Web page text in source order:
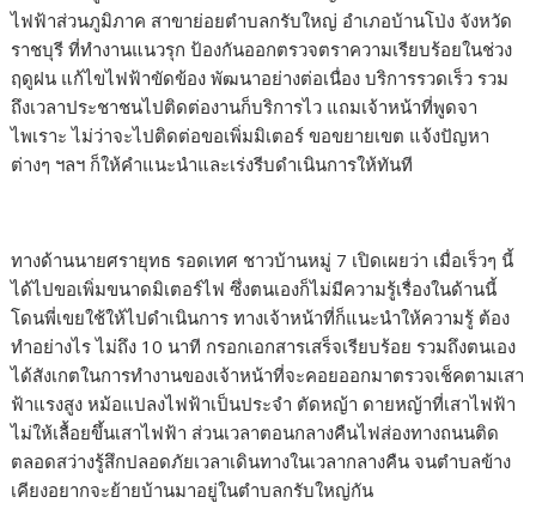
ไฟฟ้าส่วนภูมิภาค สาขาย่อยตำบลกรับใหญ่ อำเภอบ้านโป่ง จังหวัด
ราชบุรี ที่ทำงานแนวรุก ป้องกันออกตรวจตราความเรียบร้อยในช่วง
ฤดูฝน แก้ไขไฟฟ้าขัดข้อง พัฒนาอย่างต่อเนื่อง บริการรวดเร็ว รวม
ถึงเวลาประชาชนไปติดต่องานก็บริการไว แถมเจ้าหน้าที่พูดจา
ไพเราะ ไม่ว่าจะไปติดต่อขอเพิ่มมิเตอร์ ขอขยายเขต แจ้งปัญหา
ต่างๆ ฯลฯ ก็ให้คำแนะนำและเร่งรีบดำเนินการให้ทันที
ทางด้านนายศรายุทธ รอดเทศ ชาวบ้านหมู่ 7 เปิดเผยว่า เมื่อเร็วๆ นี้
ได้ไปขอเพิ่มขนาดมิเตอร์ไฟ ซึ่งตนเองก็ไม่มีความรู้เรื่องในด้านนี้
โดนพี่เขยใช้ให้ไปดำเนินการ ทางเจ้าหน้าที่ก็แนะนำให้ความรู้ ต้อง
ทำอย่างไร ไม่ถึง 10 นาที กรอกเอกสารเสร็จเรียบร้อย รวมถึงตนเอง
ได้สังเกตในการทำงานของเจ้าหน้าที่จะคอยออกมาตรวจเช็คตามเสา
ฟ้าแรงสูง หม้อแปลงไฟฟ้าเป็นประจำ ตัดหญ้า ดายหญ้าที่เสาไฟฟ้า
ไม่ให้เลื้อยขึ้นเสาไฟฟ้า ส่วนเวลาตอนกลางคืนไฟส่องทางถนนติด
ตลอดสว่างรู้สึกปลอดภัยเวลาเดินทางในเวลากลางคืน จนตำบลข้าง
เคียงอยากจะย้ายบ้านมาอยู่ในตำบลกรับใหญ่กัน